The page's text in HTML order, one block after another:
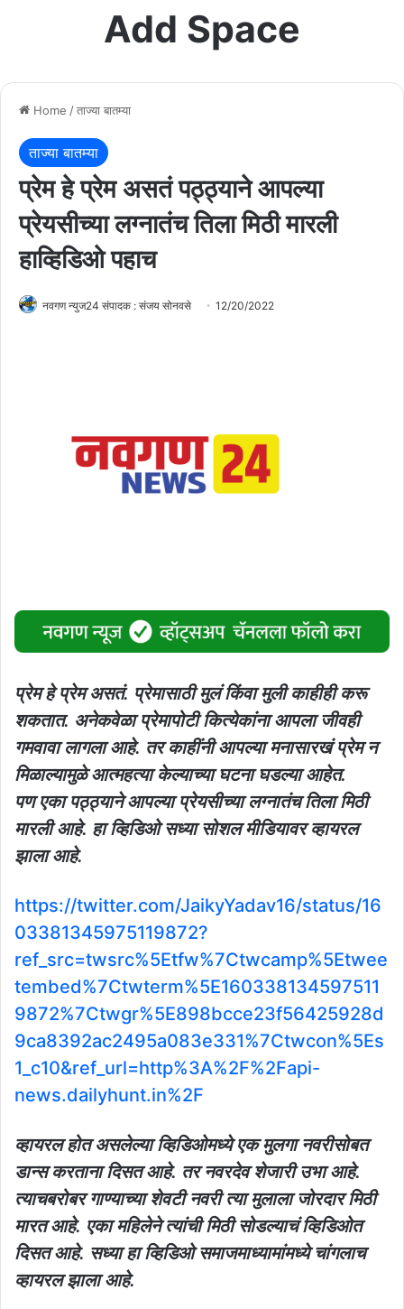
Add Space
Home /ताज्या बातम्या
ताज्या बातम्या
प्रेम हे प्रेम असतं पठ्ठ्याने आपल्या
प्रेयसीच्या लग्नातंच तिला मिठी मारली
हाव्हिडिओ पहाच
नवगण न्युज24 संपादक : संजय सोनवसे 12/20/2022
प्रेम हे प्रेम असतं. प्रेमासाठी मुलं किंवा मुली काहीही करू
शकतात. अनेकवेळा प्रेमापोटी कित्येकांना आपला जीवही
गमवावा लागला आहे. तर काहींनी आपल्या मनासारखं प्रेम न
मिळाल्यामुळे आत्महत्या केल्याच्या घटना घडल्या आहेत.
पण एका पठ्ठ्याने आपल्या प्रेयसीच्या लग्नातंच तिला मिठी
मारली आहे. हा व्हिडिओ सध्या सोशल मीडियावर व्हायरल
झाला आहे.
https://twitter.com/JaikyYadav16/status/16
03381345975119872?
ref_src=twsrc%5Etfw%7Ctwcamp%5Etwee
tembed%7Ctwterm%5E160338134597511
9872%7Ctwgr%5E898bcce23f56425928d
9ca8392ac2495a083e331%7Ctwcon%5Es
1_c10&ref_url=http%3A%2F%2Fapi-
news.dailyhunt.in%2F
व्हायरल होत असलेल्या व्हिडिओमध्ये एक मुलगा नवरीसोबत
डान्स करताना दिसत आहे. तर नवरदेव शेजारी उभा आहे.
त्याचबरोबर गाण्याच्या शेवटी नवरी त्या मुलाला जोरदार मिठी
मारत आहे. एका महिलेने त्यांची मिठी सोडल्याचं व्हिडिओत
दिसत आहे. सध्या हा व्हिडिओ समाजमाध्यामांमध्ये चांगलाच
व्हायरल झाला आहे.